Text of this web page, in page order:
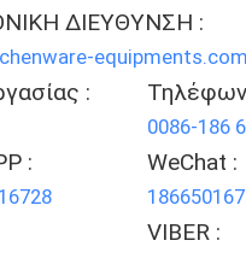
ΔΙΕΥΘΥΝΣΗ :
equipments.com
:
0086-186
: WeChat :
VIBER :